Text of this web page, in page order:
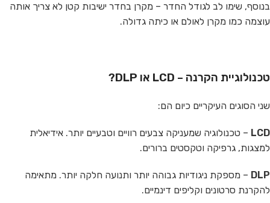
בנוסף, שימו לב לגודל החדר – מקרן בחדר ישיבות קטן לא צריך אותה
עוצמה כמו מקרן לאולם או כיתה גדולה.
טכנולוגיית הקרנה – LCD או DLP?
שני הסוגים העיקריים כיום הם:
LCD – טכנולוגיה שמעניקה צבעים רוויים וטבעיים יותר. אידיאלית
למצגות, גרפיקה וטקסטים ברורים.
DLP – מספקת ניגודיות גבוהה יותר ותנועה חלקה יותר. מתאימה
להקרנת סרטונים וקליפים דינמיים.